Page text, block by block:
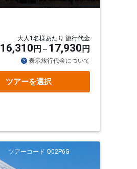
大人1名様あたり 旅行代金
16,310 円 17,930 円
表示旅行代金について
ツアーを選択
ツアーコード Q02P6G